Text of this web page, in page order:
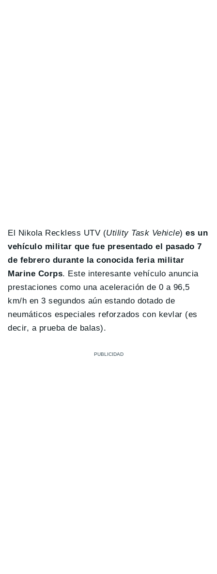
El Nikola Reckless UTV (Utility Task Vehicle)es un
vehículo militar que fue presentado el pasado 7
de febrero durante la conocida feria militar
Marine Corps. Este interesante vehículo anuncia
prestaciones como una aceleración de 0 a 96,5
km/h en 3 segundos aún estando dotado de
neumáticos especiales reforzados con kevlar (es
decir, a prueba de balas).